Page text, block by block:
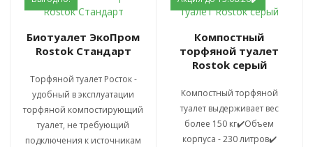
Биотуалет ЭкоПром
Rostok Стандарт
Торфяной туалет Росток -
удобный в эксплуатации
торфяной компостирующий
туалет, не требующий
подключения к источникам
Компостный
торфяной туалет
Rostok серый
Компостный торфяной
туалет выдерживает вес
более 150 кг✔️Объем
корпуса - 230 литров✔️